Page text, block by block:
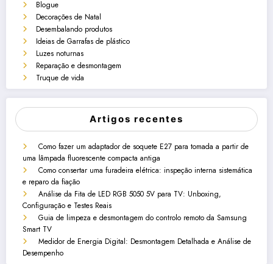
Blogue
Decorações de Natal
Desembalando produtos
Ideias de Garrafas de plástico
Luzes noturnas
Reparação e desmontagem
Truque de vida
Artigos recentes
Como fazer um adaptador de soquete E27 para tomada a partir de
uma lâmpada fluorescente compacta antiga
Como consertar uma furadeira elétrica: inspeção interna sistemática
e reparo da fiação
Análise da Fita de LED RGB 5050 5V para TV: Unboxing,
Configuração e Testes Reais
Guia de limpeza e desmontagem do controlo remoto da Samsung
Smart TV
Medidor de Energia Digital: Desmontagem Detalhada e Análise de
Desempenho